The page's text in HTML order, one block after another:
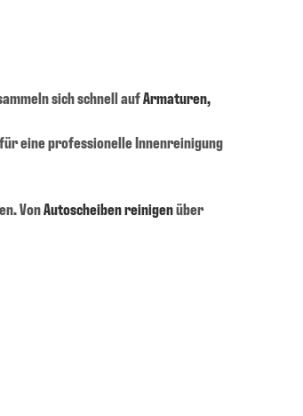
sich schnell aufArmaturen,
eine professionelle Innenreinigung
VonAutoscheiben reinigenüber